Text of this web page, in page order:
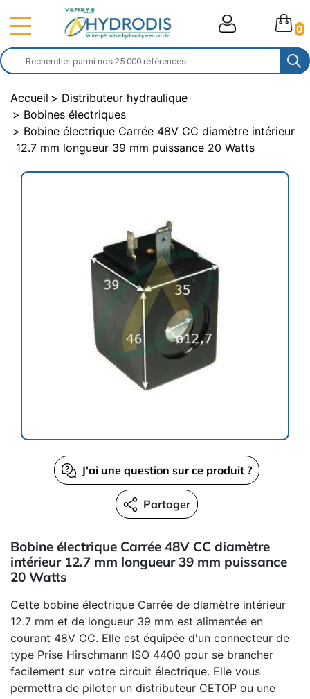
0
Accueil
Distributeur hydraulique
Bobines électriques
Bobine électrique Carrée 48V CC diamètre intérieur
12.7 mm longueur 39 mm puissance 20 Watts
J'ai une question sur ce produit ?
Partager
Bobine électrique Carrée 48V CC diamètre
intérieur 12.7 mm longueur 39 mm puissance
20 Watts
Cette bobine électrique Carrée de diamètre intérieur
12.7 mm et de longueur 39 mm est alimentée en
courant 48V CC. Elle est équipée d'un connecteur de
type Prise Hirschmann ISO 4400 pour se brancher
facilement sur votre circuit électrique. Elle vous
permettra de piloter un distributeur CETOP ou une